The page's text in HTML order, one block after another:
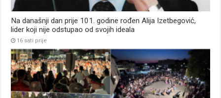
Na današnji dan prije 101. godine rođen Alija Izetbegović,
lider koji nije odstupao od svojih ideala
16 sati prije